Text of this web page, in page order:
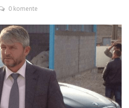
0 komente